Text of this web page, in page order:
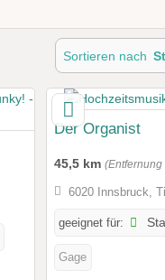
Sortieren nach
Der Organist
45,5 km (Entfernung
6020 Innsbruck,
geeignet für:
Gage